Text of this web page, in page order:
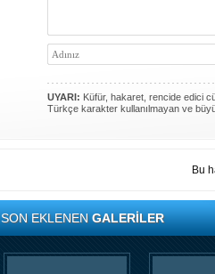
UYARI: Küfür, hakaret, rencide edici
Türkçe karakter kullanılmayan ve
Bu
SON EKLENENGALERİLER